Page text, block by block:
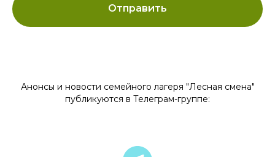
Отправить
Анонсы и новости семейного лагеря "Лесная смена"
публикуются в Телеграм-группе: